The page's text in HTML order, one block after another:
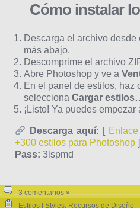
Cómo instalar
Descarga el archivo
más abajo.
Descomprime el archivo
Abre Photoshop y ve a
En el panel de estilos, haz
selecciona Cargar
¡Listo! Ya puedes
Descarga aquí: [
+300 estilos para Photoshop ]
Pass: 3lspmd
3 comentarios »
Estilos | Styles, Recursos de Diseño